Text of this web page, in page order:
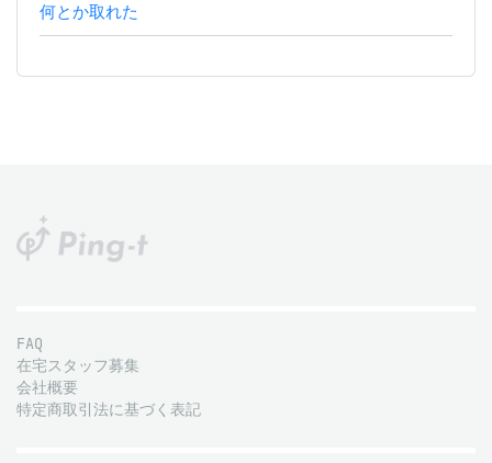
何とか取れた
FAQ
在宅スタッフ募集
会社概要
特定商取引法に基づく表記